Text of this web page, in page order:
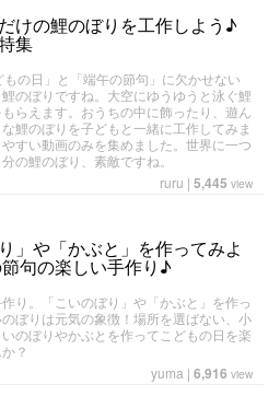
けの鯉のぼりを工作しよう♪
集
の日」と「端午の節句」に欠かせない
のぼりですね。大空にゆうゆうと泳ぐ鯉
らえます。おうちの中に飾ったり、遊ん
鯉のぼりを子どもと一緒に工作してみま
すい動画のみを集めました。世界に一つ
の鯉のぼり、素敵ですね。
ruru | 5,445 view
」や「かぶと」を作ってみよ
句の楽しい手作り♪
り。「こいのぼり」や「かぶと」を作っ
ぼりは元気の象徴！場所を選ばない、小
のぼりやかぶとを作ってこどもの日を楽
？
yuma | 6,916 view